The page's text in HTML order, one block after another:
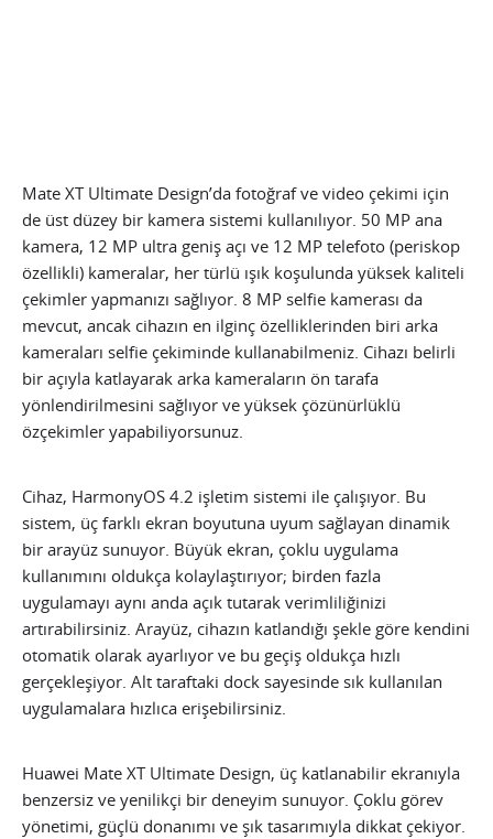
Mate XT Ultimate Design’da fotoğraf ve video çekimi için
de üst düzey bir kamera sistemi kullanılıyor. 50 MP ana
kamera, 12 MP ultra geniş açı ve 12 MP telefoto (periskop
özellikli) kameralar, her türlü ışık koşulunda yüksek kaliteli
çekimler yapmanızı sağlıyor. 8 MP selfie kamerası da
mevcut, ancak cihazın en ilginç özelliklerinden biri arka
kameraları selfie çekiminde kullanabilmeniz. Cihazı belirli
bir açıyla katlayarak arka kameraların ön tarafa
yönlendirilmesini sağlıyor ve yüksek çözünürlüklü
özçekimler yapabiliyorsunuz.
Cihaz, HarmonyOS 4.2 işletim sistemi ile çalışıyor. Bu
sistem, üç farklı ekran boyutuna uyum sağlayan dinamik
bir arayüz sunuyor. Büyük ekran, çoklu uygulama
kullanımını oldukça kolaylaştırıyor; birden fazla
uygulamayı aynı anda açık tutarak verimliliğinizi
artırabilirsiniz. Arayüz, cihazın katlandığı şekle göre kendini
otomatik olarak ayarlıyor ve bu geçiş oldukça hızlı
gerçekleşiyor. Alt taraftaki dock sayesinde sık kullanılan
uygulamalara hızlıca erişebilirsiniz.
Huawei Mate XT Ultimate Design, üç katlanabilir ekranıyla
benzersiz ve yenilikçi bir deneyim sunuyor. Çoklu görev
yönetimi, güçlü donanımı ve şık tasarımıyla dikkat çekiyor.